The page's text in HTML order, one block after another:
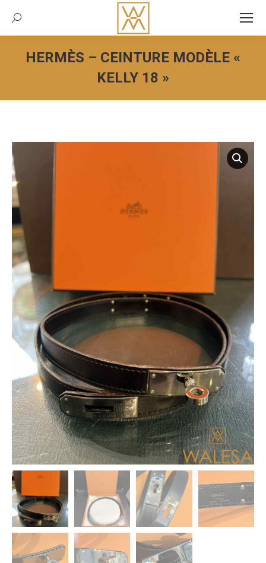
Recherche:
HERMÈS – CEINTURE MODÈLE «
KELLY 18 »
Vous êtes ici :